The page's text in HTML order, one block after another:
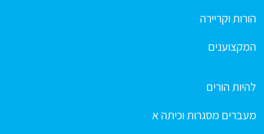
הורות וקריירה
המקצוענים
להיות הורים
מעברים מסגרות וכיתה א